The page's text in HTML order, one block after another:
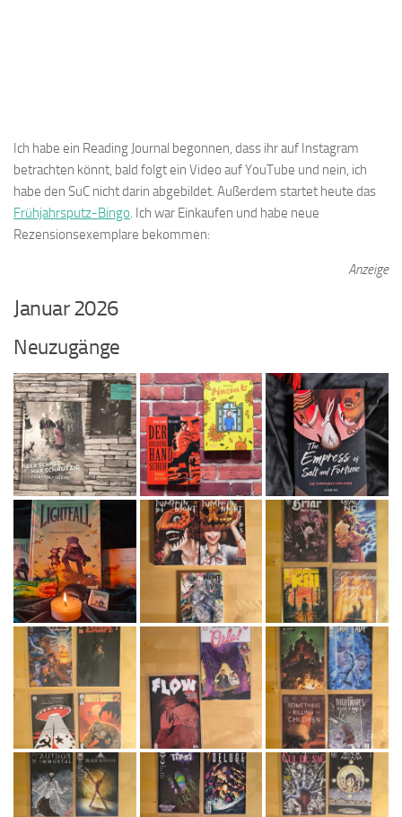
Ich habe ein Reading Journal begonnen, dass ihr auf Instagram
betrachten könnt, bald folgt ein Video auf YouTube und nein, ich
habe den SuC nicht darin abgebildet. Außerdem startet heute das
Frühjahrsputz-Bingo. Ich war Einkaufen und habe neue
Rezensionsexemplare bekommen:
Anzeige
Januar 2026
Neuzugänge